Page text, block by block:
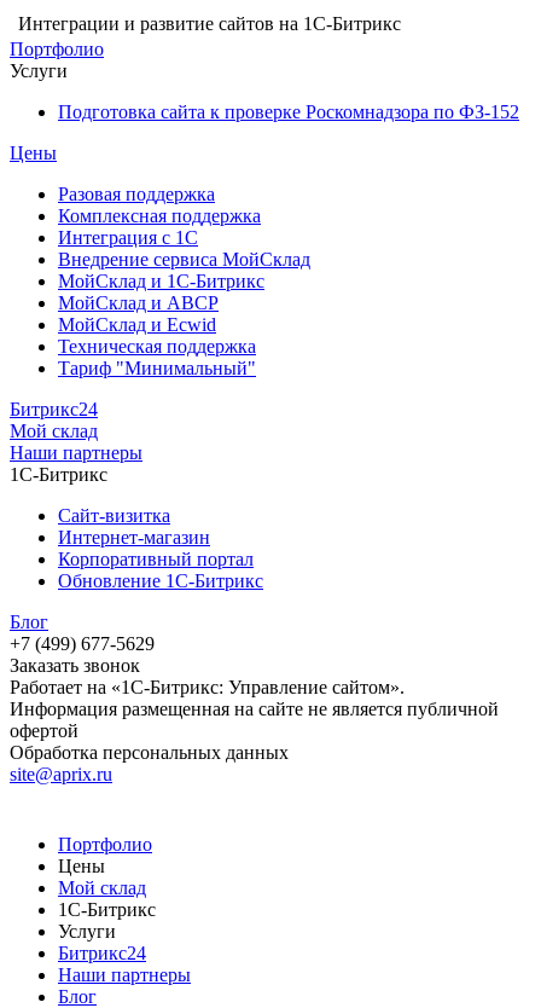
Интеграции и развитие сайтов на 1С-Битрикс
Портфолио
Услуги
Подготовка сайта к проверке Роскомнадзора по ФЗ-152
Цены
Разовая поддержка
Комплексная поддержка
Интеграция с 1С
Внедрение сервиса МойСклад
МойСклад и 1С-Битрикс
МойСклад и ABCP
МойСклад и Ecwid
Техническая поддержка
Тариф "Минимальный"
Битрикс24
Мой склад
Наши партнеры
1С-Битрикс
Сайт-визитка
Интернет-магазин
Корпоративный портал
Обновление 1С-Битрикс
Блог
+7 (499) 677-5629
Заказать звонок
Работает на «1С-Битрикс: Управление сайтом».
Информация размещенная на сайте не является публичной
офертой
Обработка персональных данных
site@aprix.ru
Портфолио
Цены
Мой склад
1С-Битрикс
Услуги
Битрикс24
Наши партнеры
Блог